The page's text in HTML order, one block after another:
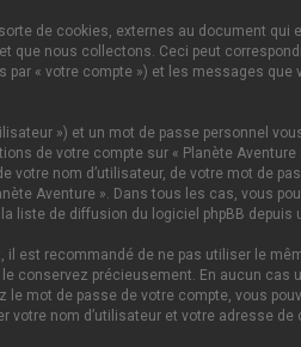
de cookies, externes au document qui
que nous collectons. Ceci peut
« votre compte ») et les messages
») et un mot de passe personnel
de votre compte sur « Planète
nom d’utilisateur, de votre mot de
Aventure ». Dans tous les cas, vous
liste de diffusion du logiciel phpBB depuis
est recommandé de ne pas utiliser le
précieusement. En aucun cas
mot de passe de votre compte, vous
nom d’utilisateur et votre adresse